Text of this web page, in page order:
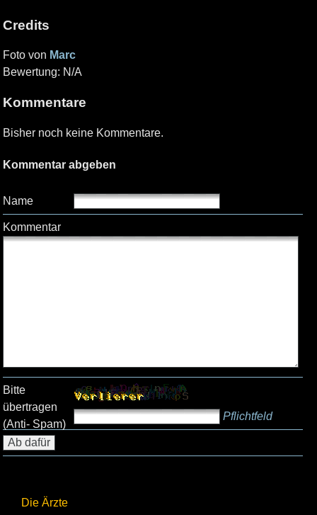
Die Ärzte
Credits
Foto von Marc
Bewertung: N/A
Kommentare
Bisher noch keine Kommentare.
Kommentar abgeben
Name
Kommentar
Bitte
übertragen
(Anti- Spam)
Pflichtfeld